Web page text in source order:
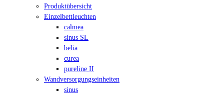
Produktübersicht
Einzelbettleuchten
calmea
sinus SL
belia
curea
pureline II
Wandversorgungseinheiten
sinus